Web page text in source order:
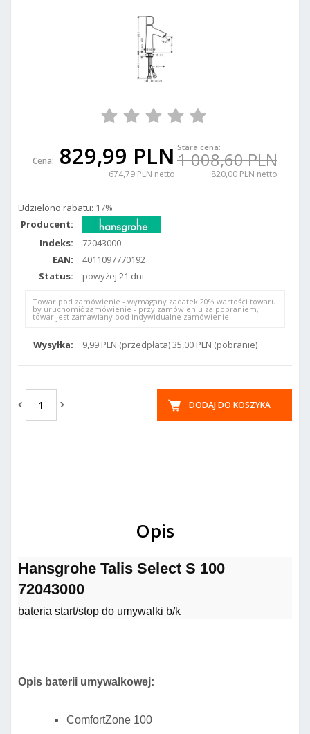
Cena: 829,99 PLN
674,79 PLN netto
Stara cena:
1 008,60 PLN
820,00 PLN netto
Udzielono rabatu: 17%
Producent:
Indeks:
72043000
EAN:
4011097770192
Status:
powyżej 21 dni
Towar pod zamówienie - wymagany zadatek 20% wartości towaru
by uruchomić zamówienie - przy zamówieniu za pobraniem,
towar jest zamawiany pod indywidualne zamówienie.
Wysyłka: 9,99 PLN (przedpłata) 35,00 PLN (pobranie)
DODAJ DO KOSZYKA
Opis
Hansgrohe Talis Select S 100
72043000
bateria start/stop do umywalki b/k
Opis baterii umywalkowej:
ComfortZone 100